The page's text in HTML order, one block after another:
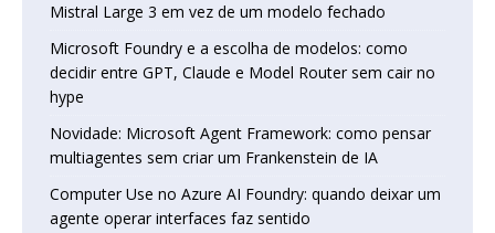
Mistral Large 3 em vez de um modelo fechado
Microsoft Foundry e a escolha de modelos: como
decidir entre GPT, Claude e Model Router sem cair no
hype
Novidade: Microsoft Agent Framework: como pensar
multiagentes sem criar um Frankenstein de IA
Computer Use no Azure AI Foundry: quando deixar um
agente operar interfaces faz sentido